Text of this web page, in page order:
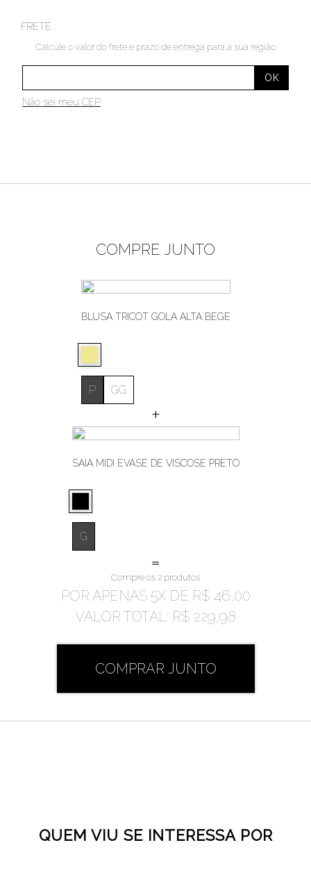
FRETE
Calcule o valor do frete e prazo de entrega para a sua região
Não sei meu CEP
COMPRE JUNTO
BLUSA TRICOT GOLA ALTA BEGE
P GG
+
SAIA MIDI EVASÊ DE VISCOSE PRETO
G
=
Compre os 2 produtos
POR APENAS 5X DE R$ 46,00
VALOR TOTAL: R$ 229,98
COMPRAR JUNTO
QUEM VIU SE INTERESSA POR